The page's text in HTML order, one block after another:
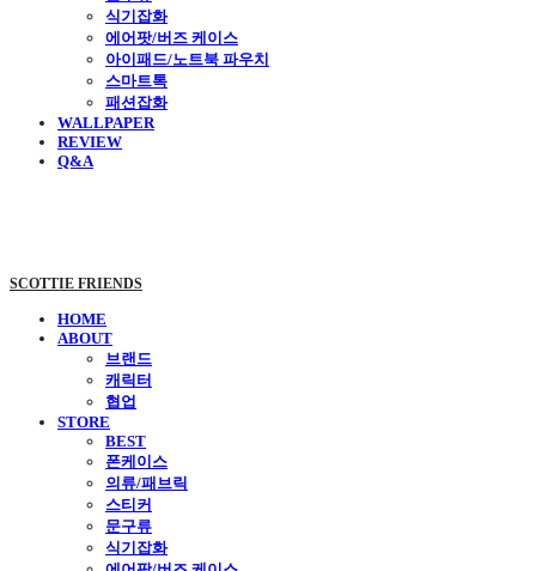
식기잡화
에어팟/버즈 케이스
아이패드/노트북 파우치
스마트톡
패션잡화
WALLPAPER
REVIEW
Q&A
SCOTTIE FRIENDS
HOME
ABOUT
브랜드
캐릭터
협업
STORE
BEST
폰케이스
의류/패브릭
스티커
문구류
식기잡화